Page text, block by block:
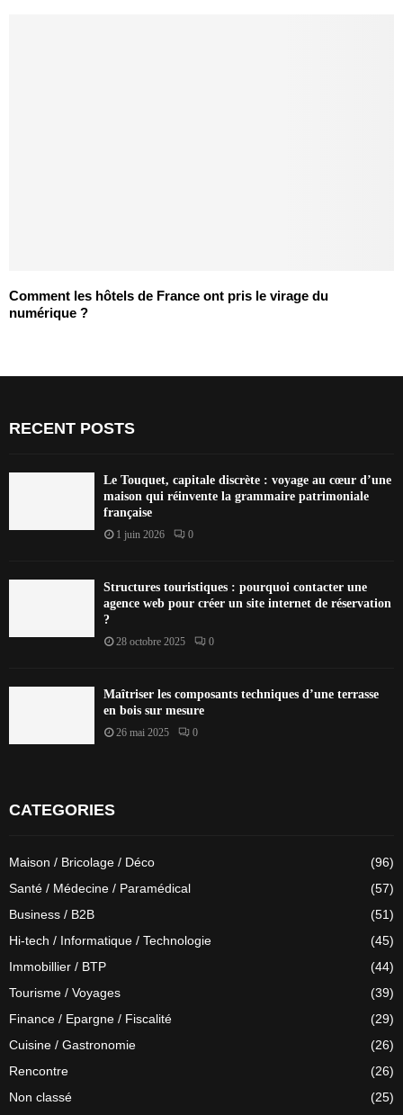
Comment les hôtels de France ont pris le virage du
numérique ?
RECENT POSTS
Le Touquet, capitale discrète : voyage au cœur d’une
maison qui réinvente la grammaire patrimoniale
française
1 juin 2026 0
Structures touristiques : pourquoi contacter une
agence web pour créer un site internet de réservation
?
28 octobre 2025 0
Maîtriser les composants techniques d’une terrasse
en bois sur mesure
26 mai 2025 0
CATEGORIES
Maison / Bricolage / Déco
(96)
Santé / Médecine / Paramédical
(57)
Business / B2B
(51)
Hi-tech / Informatique / Technologie
(45)
Immobillier / BTP
(44)
Tourisme / Voyages
(39)
Finance / Epargne / Fiscalité
(29)
Cuisine / Gastronomie
(26)
Rencontre
(26)
Non classé
(25)